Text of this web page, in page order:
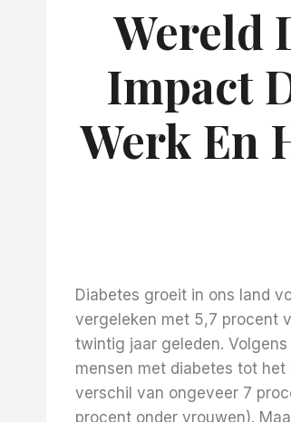
Wereld
Impact
Werk En
Diabetes groeit in ons land
vergeleken met 5,7 procent
twintig jaar geleden.
mensen met diabetes tot
verschil van ongeveer 7
procent onder vrouwen).